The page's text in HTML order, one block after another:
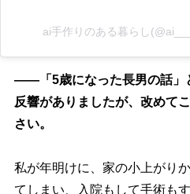
ai手作りのある暮らし
――「5歳になった長男の話」
反響がありましたが、改めて
さい。
私が年明けに、家の小上がり
てしまい、入院もして手術も